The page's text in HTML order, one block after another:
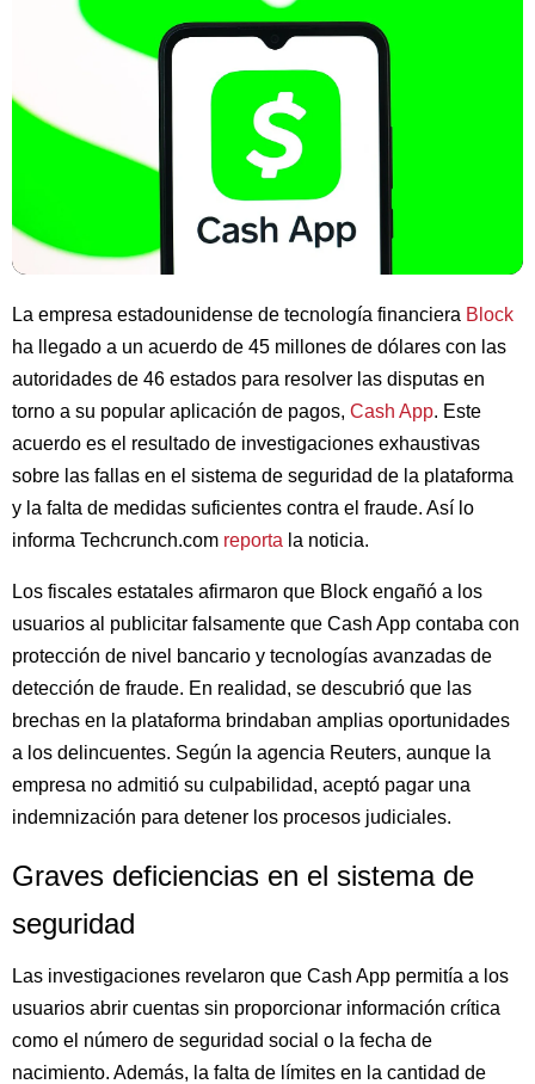
La empresa estadounidense de tecnología financiera Block
ha llegado a un acuerdo de 45 millones de dólares con las
autoridades de 46 estados para resolver las disputas en
torno a su popular aplicación de pagos, Cash App. Este
acuerdo es el resultado de investigaciones exhaustivas
sobre las fallas en el sistema de seguridad de la plataforma
y la falta de medidas suficientes contra el fraude. Así lo
informa Techcrunch.com reporta la noticia.
Los fiscales estatales afirmaron que Block engañó a los
usuarios al publicitar falsamente que Cash App contaba con
protección de nivel bancario y tecnologías avanzadas de
detección de fraude. En realidad, se descubrió que las
brechas en la plataforma brindaban amplias oportunidades
a los delincuentes. Según la agencia Reuters, aunque la
empresa no admitió su culpabilidad, aceptó pagar una
indemnización para detener los procesos judiciales.
Graves deficiencias en el sistema de
seguridad
Las investigaciones revelaron que Cash App permitía a los
usuarios abrir cuentas sin proporcionar información crítica
como el número de seguridad social o la fecha de
nacimiento. Además, la falta de límites en la cantidad de